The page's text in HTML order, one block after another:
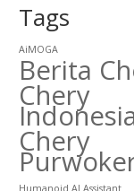
Tags
AiMOGA
Berita
Chery
Chery
Humanoid AI Assistant